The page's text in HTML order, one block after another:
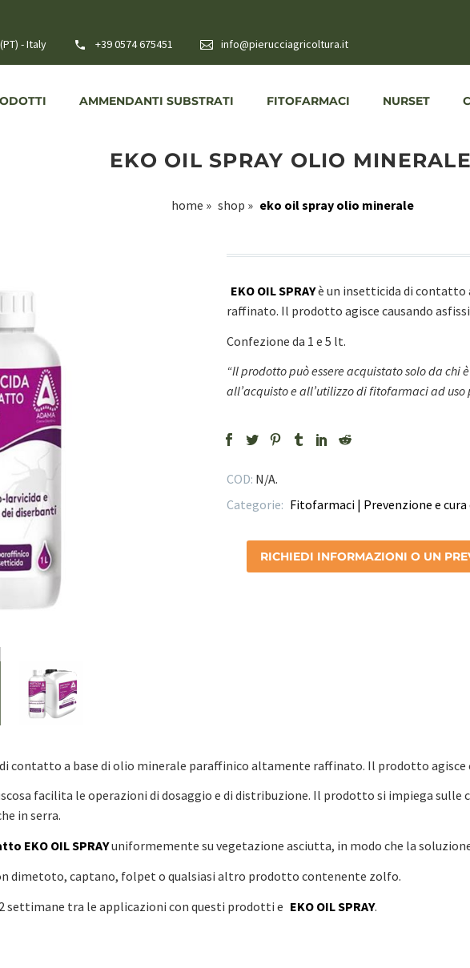
- Italy +39 0574 675451 info@pierucciagricoltura.it
AMMENDANTI SUBSTRATI FITOFARMACI NURSET
EKO OIL SPRAY OLIO
home » shop » eko oil spray olio minerale
EKO OIL SPRAYè un insetticida di contatto
raffinato. Il prodotto agisce causando
Confezione da 1 e 5 lt.
“Il prodotto può essere acquistato solo da
all’acquisto e all’utilizzo di fitofarmaci ad uso
COD: N/A.
Categorie: Fitofarmaci | Prevenzione e
RICHIEDI INFORMAZIONI O UN
contatto a base di olio minerale paraffinico altamente raffinato. Il prodotto agisce
facilita le operazioni di dosaggio e di distribuzione. Il prodotto si impiega sulle
in serra.
EKO OIL SPRAYuniformemente su vegetazione asciutta, in modo che la
dimetoto, captano, folpet o qualsiasi altro prodotto contenente zolfo.
settimane tra le applicazioni con questi prodotti e EKO OIL SPRAY.